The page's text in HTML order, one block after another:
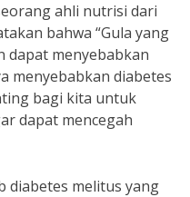
ahli nutrisi dari
bahwa “Gula yang
dapat menyebabkan
menyebabkan diabetes
bagi kita untuk
dapat mencegah
diabetes melitus yang